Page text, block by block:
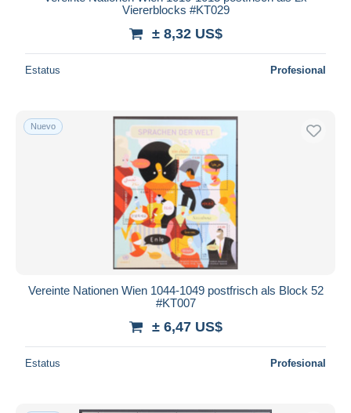
Viererblocks #KT029
± 8,32 US$
Estatus Profesional
Nuevo
Vereinte Nationen Wien 1044-1049 postfrisch als Block 52
#KT007
± 6,47 US$
Estatus Profesional